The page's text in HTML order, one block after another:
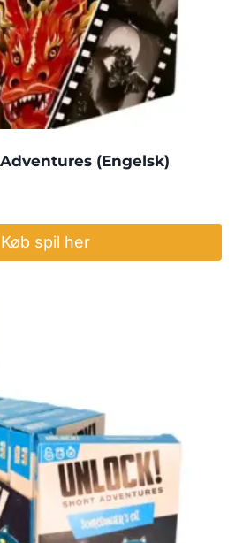
Adventures (Engelsk)
Køb spil her